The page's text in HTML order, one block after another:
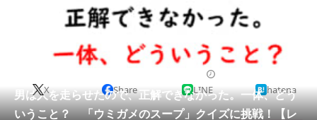
地域
リサーチ
会員記事
男は人を走らせたので、正解できなかった。一体、どう
いうこと？ 「ウミガメのスープ」クイズに挑戦！【レ
X Share LINE hatena